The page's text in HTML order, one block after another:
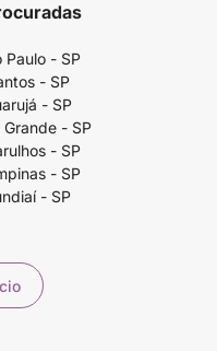
Paulo - SP
- SP
- SP
- SP
- SP
- SP
- SP